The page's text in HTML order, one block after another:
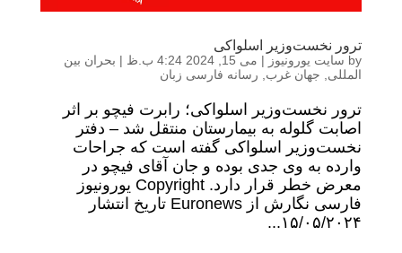
ترور نخست‌وزیر اسلواکی
by سایت یورونیوز | می 15, 2024 4:24 ب.ظ | بحران بین
المللی
جهان غرب رسانه فارسی زبان
ترور نخست‌وزیر اسلواکی؛ رابرت فیچو بر اثر
اصابت گلوله به بیمارستان منتقل شد – دفتر
نخست‌وزیر اسلواکی گفته است که جراحات
وارده به وی جدی بوده و جان آقای فیچو در
معرض خطر قرار دارد. Copyright یورونیوز
فارسی نگارش از Euronews تاریخ انتشار
۱۵/۰۵/۲۰۲۴...